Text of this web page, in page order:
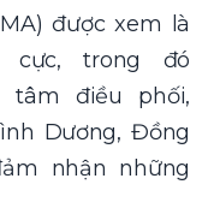
được xem là
trong đó
tâm điều phối,
Dương, Đồng
nhận những